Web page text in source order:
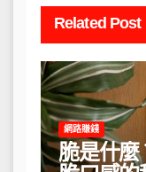
Related Post
網路賺錢
脆是什麼